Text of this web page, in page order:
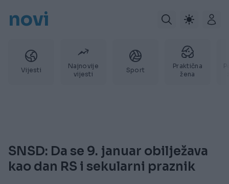
novi
Vijesti
Najnovije
vijesti
Sport
Praktična
žena
SNSD: Da se 9. januar obilježava
kao dan RS i sekularni praznik